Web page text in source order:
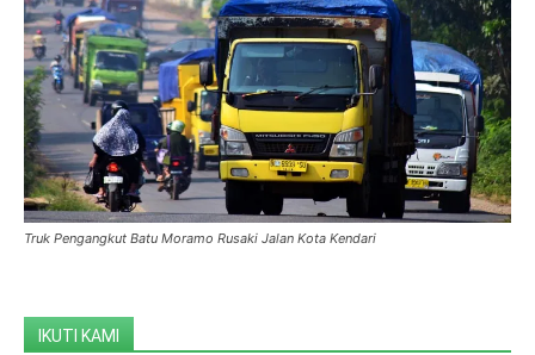
Truk Pengangkut Batu Moramo Rusaki Jalan Kota Kendari
IKUTI KAMI